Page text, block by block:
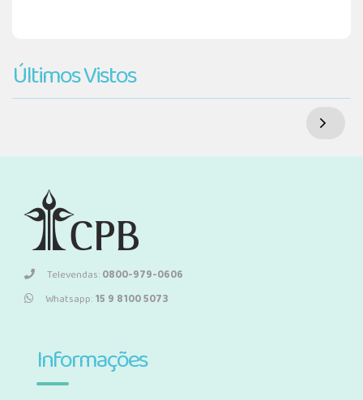
Últimos Vistos
Televendas:0800-979-0606
Whatsapp:15 9 8100 5073
Informações